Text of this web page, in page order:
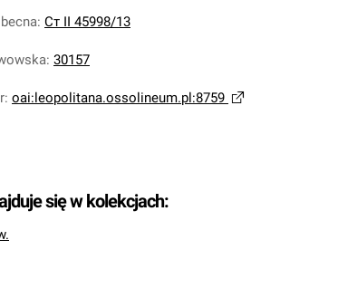
: Ст ІІ 45998/13
: 30157
: oai:leopolitana.ossolineum.pl:8759
się w kolekcjach: